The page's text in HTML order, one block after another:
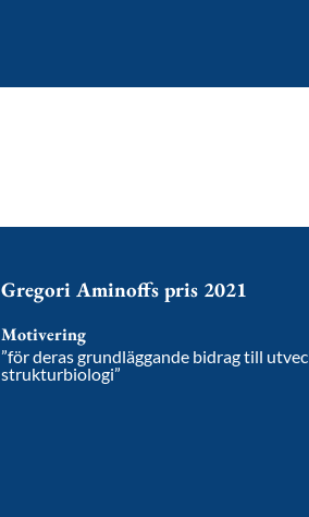
Gregori Aminoffs pris 2021
Motivering
”för deras grundläggande bidrag till
strukturbiologi”